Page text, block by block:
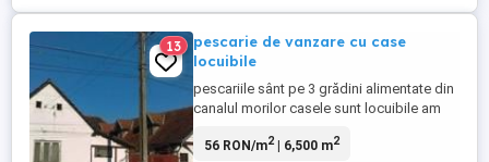
13
pescarie de vanzare cu case
locuibile
pescariile sânt pe 3 grădini alimentate din
canalul morilor casele sunt locuibile am
ln regula
56 RON/m2| 6,500 m2